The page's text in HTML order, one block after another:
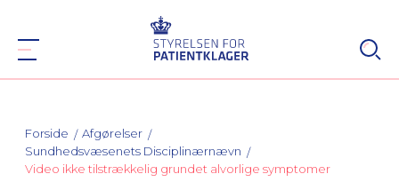
Forside
Afgørelser
Sundhedsvæsenets Disciplinærnævn
Video ikke tilstrækkelig grundet alvorlige symptomer